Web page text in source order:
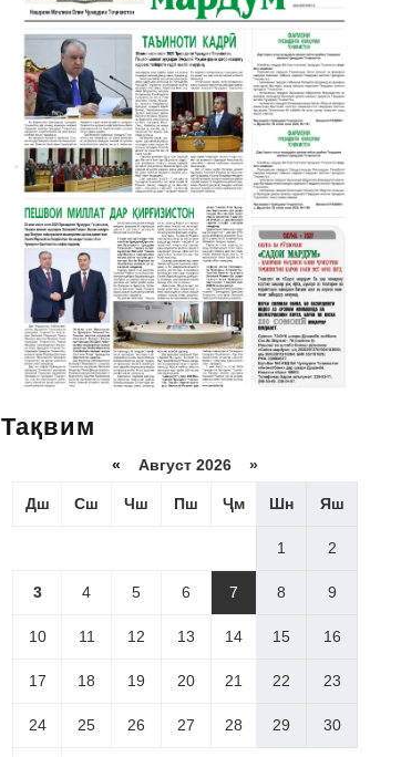
Тақвим
« Август 2026 »
Дш Сш Чш Пш Ҷм Шн Яш
1 2
3 4 5 6 7 8 9
10 11 12 13 14 15 16
17 18 19 20 21 22 23
24 25 26 27 28 29 30